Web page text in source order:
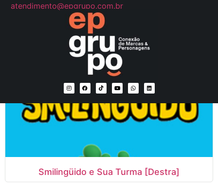
UCLA [Destra]
Smilingüido e Sua Turma [Destra]
atendimento@epgrupo.com.br